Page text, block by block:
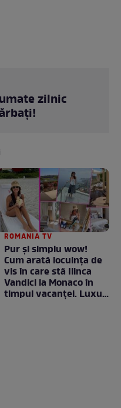
zilnic
ROMANIA TV
Pur și simplu wow!
Cum arată locuința de
vis în care stă Ilinca
Vandici la Monaco în
timpul vacanței. Luxul